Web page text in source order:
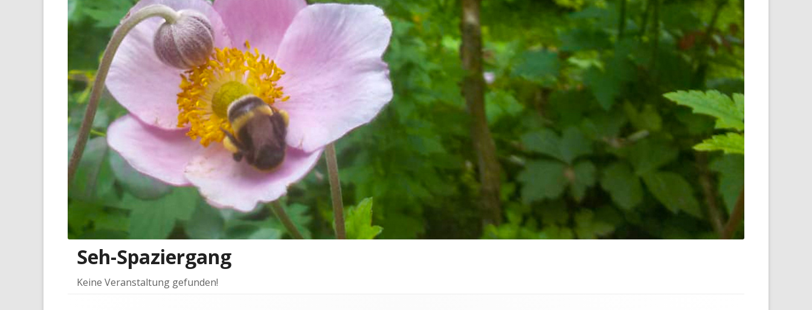
Tagesseminare
Wochenendkurse
Vertiefungsabende
Seh – Spaziergänge
Reha für die Augen und das
Gehirn
Telefonische Beratung
Ernährungsberatung
Vorträge
Kurzsichtigkeit
Dr. William Bates
DVD
Seh-Spaziergang
Keine Veranstaltung gefunden!